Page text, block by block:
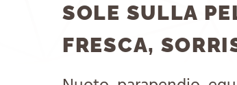
SOLE SULLA
FRESCA,